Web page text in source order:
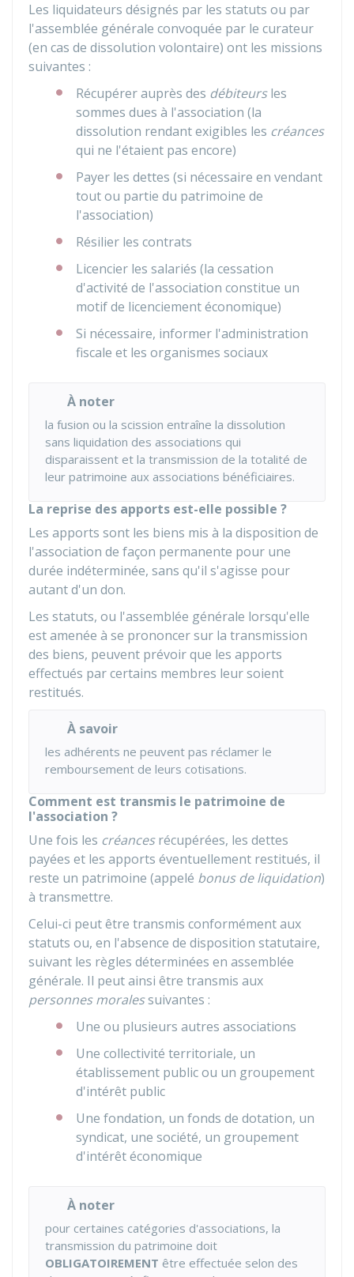
Les liquidateurs désignés par les statuts ou par
l'assemblée générale convoquée par le curateur
(en cas de dissolution volontaire) ont les missions
suivantes :
Récupérer auprès des débiteursles
sommes dues à l'association (la
dissolution rendant exigibles les créances
qui ne l'étaient pas encore)
Payer les dettes (si nécessaire en vendant
tout ou partie du patrimoine de
l'association)
Résilier les contrats
Licencier les salariés (la cessation
d'activité de l'association constitue un
motif de licenciement économique)
Si nécessaire, informer l'administration
fiscale et les organismes sociaux
À noter
la fusion ou la scission entraîne la dissolution
sans liquidation des associations qui
disparaissent et la transmission de la totalité de
leur patrimoine aux associations bénéficiaires.
La reprise des apports est-elle possible ?
Les apports sont les biens mis à la disposition de
l'association de façon permanente pour une
durée indéterminée, sans qu'il s'agisse pour
autant d'un don.
Les statuts, ou l'assemblée générale lorsqu'elle
est amenée à se prononcer sur la transmission
des biens, peuvent prévoir que les apports
effectués par certains membres leur soient
restitués.
À savoir
les adhérents ne peuvent pas réclamer le
remboursement de leurs cotisations.
Comment est transmis le patrimoine de
l'association ?
Une fois les créancesrécupérées, les dettes
payées et les apports éventuellement restitués, il
reste un patrimoine (appelé bonus de liquidation)
à transmettre.
Celui-ci peut être transmis conformément aux
statuts ou, en l'absence de disposition statutaire,
suivant les règles déterminées en assemblée
générale. Il peut ainsi être transmis aux
personnes moralessuivantes :
Une ou plusieurs autres associations
Une collectivité territoriale, un
établissement public ou un groupement
d'intérêt public
Une fondation, un fonds de dotation, un
syndicat, une société, un groupement
d'intérêt économique
À noter
pour certaines catégories d'associations, la
transmission du patrimoine doit
OBLIGATOIREMENT être effectuée selon des